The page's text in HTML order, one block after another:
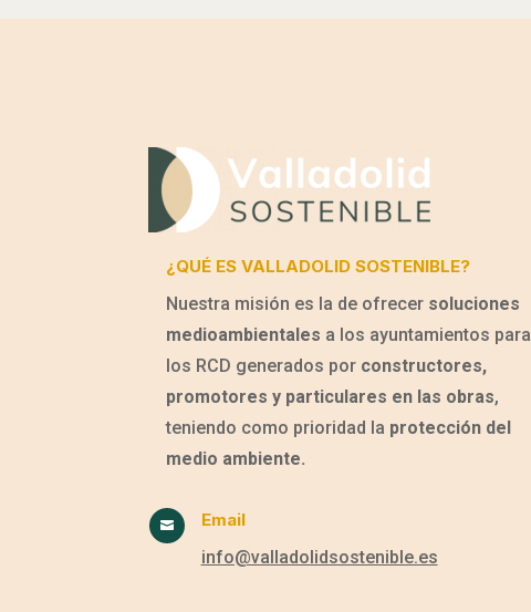
¿QUÉ ES VALLADOLID SOSTENIBLE?
Nuestra misión es la de ofrecer soluciones
medioambientales a los ayuntamientos para
los RCD generados por constructores,
promotores y particulares en las obras,
teniendo como prioridad la protección del
medio ambiente.

Email
info@valladolidsostenible.es